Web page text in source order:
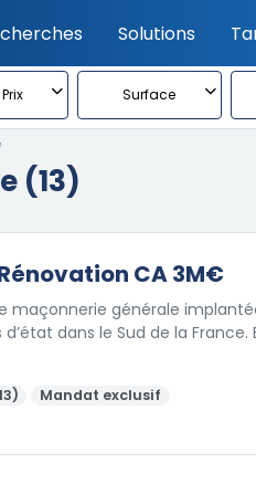
Solutions
Prix Surface
(13)
CA 3M€
maçonnerie générale
dans le Sud de la France.
Mandat exclusif